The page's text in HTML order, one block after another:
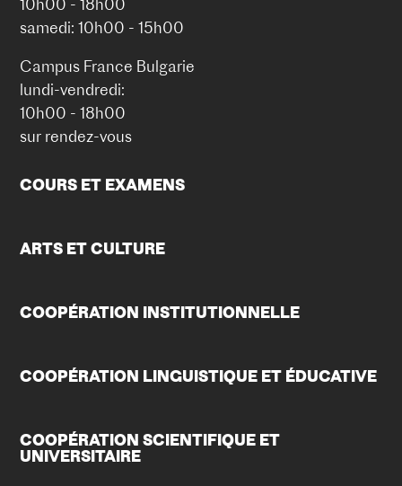
10h00 - 18h00
samedi: 10h00 - 15h00
Campus France Bulgarie
lundi-vendredi:
10h00 - 18h00
sur rendez-vous
COURS ET EXAMENS
ARTS ET CULTURE
COOPÉRATION INSTITUTIONNELLE
COOPÉRATION LINGUISTIQUE ET ÉDUCATIVE
COOPÉRATION SCIENTIFIQUE ET
UNIVERSITAIRE